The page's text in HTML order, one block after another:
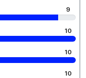
9
10
10
10